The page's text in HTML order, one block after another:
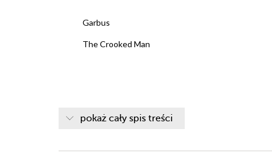
Garbus
The Crooked Man
pokaż cały spis treści